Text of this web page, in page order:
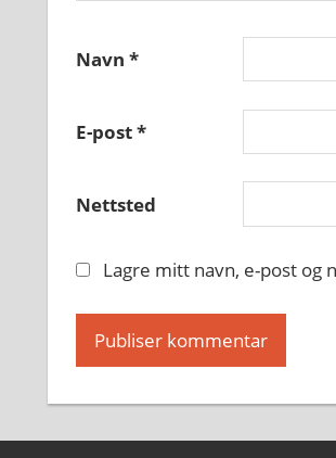
Navn *
E-post*
Nettsted
Lagre mitt navn, e-post